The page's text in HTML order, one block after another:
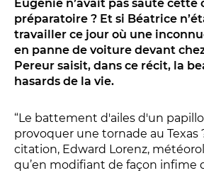
Les Contes d’apéro
Festival de Magie
Festival de Tragédies
LE PUBLIC
VOUS ÊTES...
Eugénie n’avait pas sauté cette
préparatoire ? Et si Béatrice
travailler ce jour où une
en panne de voiture devant
Pereur saisit, dans ce récit, la
hasards de la vie.
“Le battement d'ailes d'un
provoquer une tornade au Texas
citation, Edward Lorenz,
qu’en modifiant de façon infime